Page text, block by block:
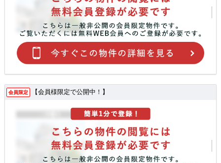
会員限定 【会員様限定で公開中！】